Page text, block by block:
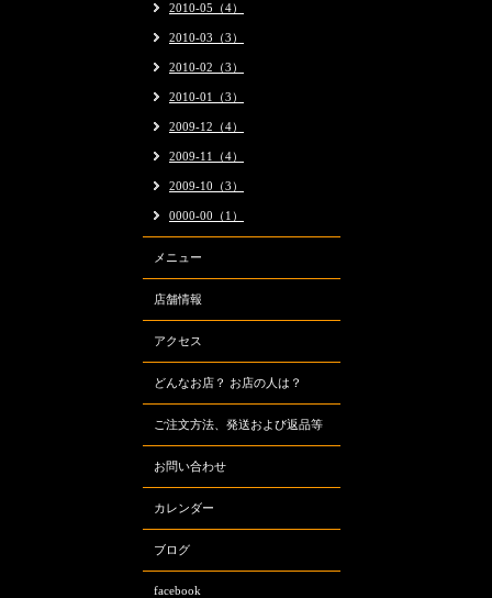
2010-05（4）
2010-03（3）
2010-02（3）
2010-01（3）
2009-12（4）
2009-11（4）
2009-10（3）
0000-00（1）
メニュー
店舗情報
アクセス
どんなお店？ お店の人は？
ご注文方法、発送および返品等
お問い合わせ
カレンダー
ブログ
facebook